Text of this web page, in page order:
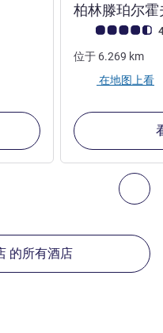
下
他酒店 1 :, 我们在附近的
柏林滕珀尔
客户意见评级
位于 6.269 km
在地图上看
的所有酒店